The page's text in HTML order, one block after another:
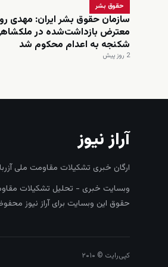
حقوق بشر
سازمان حقوق بشر ایران: مهدی
معترض بازداشت‌شده در
شکنجه به اعدام محکوم شد
2 روز پیش
آراز نیوز
ارگان خبری تشکیلات مقاومت ملی
وبسایت خبری - تحلیل تشکیلات
حقوق این وبسایت برای آراز نیوز
کپی‌رایت © ۲۰۱۰